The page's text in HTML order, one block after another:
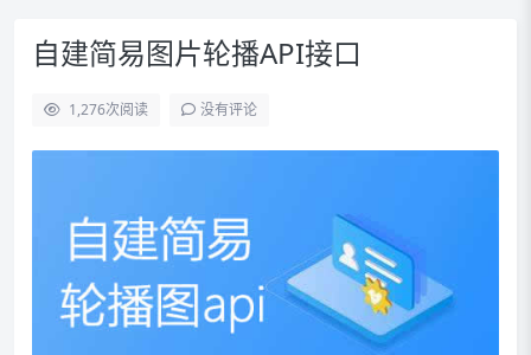
自建简易图片轮播API接口
1,276次阅读 没有评论